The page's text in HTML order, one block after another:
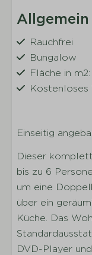
Allgemein
Rauchfrei
Bungalow
Fläche in
Kostenloses
Heizung
DVD-Player
Radio mit
Fernseher
Küche
Einseitig
Dieser
bis zu 6
um eine
über ein
Küche. Das
DVD-Player